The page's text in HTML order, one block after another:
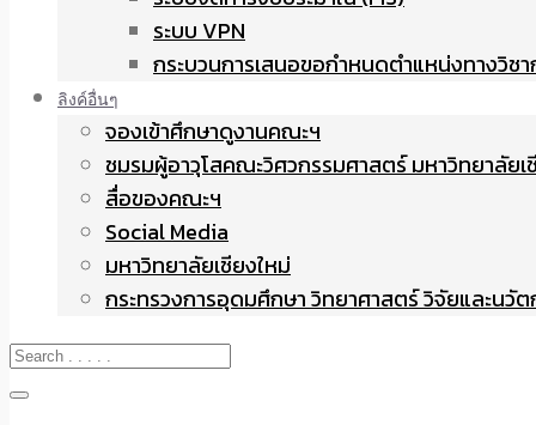
ระบบ VPN
กระบวนการเสนอขอกำหนดตำแหน่งทางวิช
ลิงค์อื่นๆ
จองเข้าศึกษาดูงานคณะฯ
ชมรมผู้อาวุโสคณะวิศวกรรมศาสตร์ มหาวิทยาลัยเ
สื่อของคณะฯ
Social Media
มหาวิทยาลัยเชียงใหม่
กระทรวงการอุดมศึกษา วิทยาศาสตร์ วิจัยและนวั